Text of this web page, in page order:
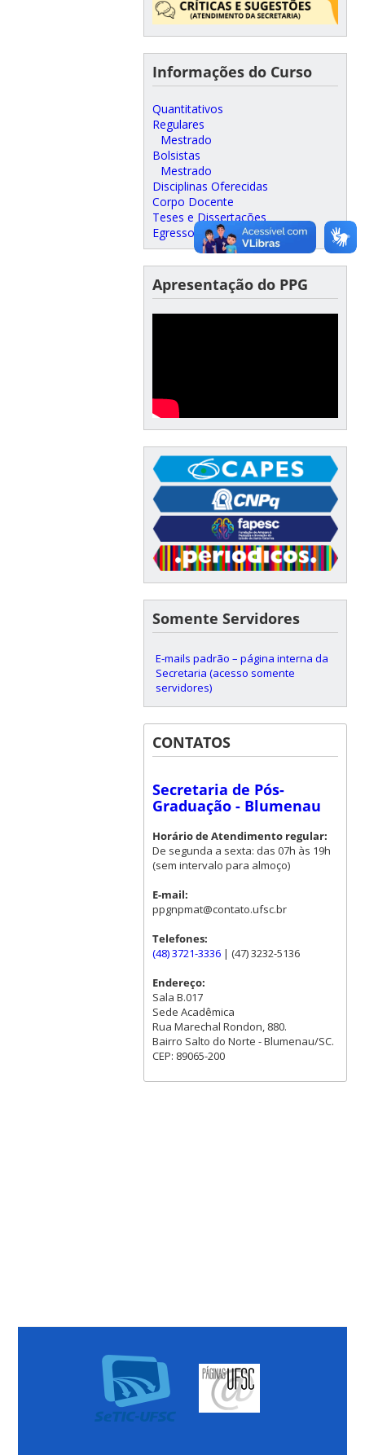
Informações do Curso
Quantitativos
Regulares
Mestrado
Bolsistas
Mestrado
Disciplinas Oferecidas
Corpo Docente
Teses e Dissertações
Egressos
Apresentação do PPG
Somente Servidores
E-mails padrão – página interna da
Secretaria (acesso somente
servidores)
CONTATOS
Secretaria de Pós-
Graduação - Blumenau
Horário de Atendimento regular:
De segunda a sexta: das 07h às 19h
(sem intervalo para almoço)
E-mail:
ppgnpmat@contato.ufsc.br
Telefones:
(48) 3721-3336| (47) 3232-5136
Endereço:
Sala B.017
Sede Acadêmica
Rua Marechal Rondon, 880.
Bairro Salto do Norte - Blumenau/SC.
CEP: 89065-200